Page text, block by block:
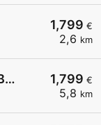
1,799 €
2,6 km
1,799 €
5,8 km
OMV - Sankt Michael im Lungau Bundesstraße 112